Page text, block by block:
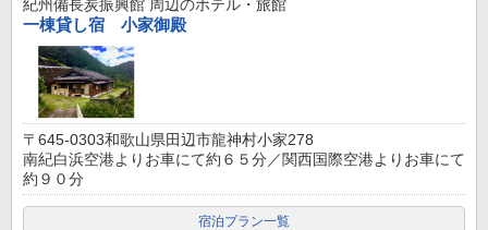
紀州備長炭振興館 周辺のホテル・旅館
一棟貸し宿 小家御殿
〒645-0303和歌山県田辺市龍神村小家278
南紀白浜空港よりお車にて約６５分／関西国際空港よりお車にて
約９０分
宿泊プラン一覧